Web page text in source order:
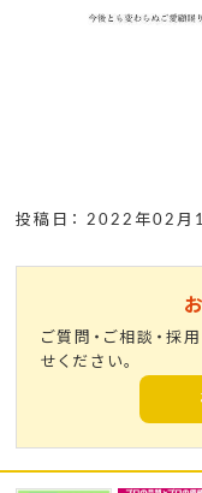
投稿日： 2022年02月
ご質問・ご相談・採
せください。